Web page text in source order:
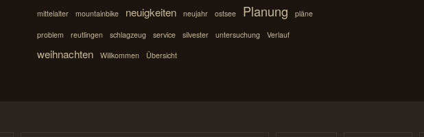
mittelalter mountainbike neuigkeiten neujahr ostsee Planung pläne
problem reutlingen schlagzeug service silvester untersuchung Verlauf
weihnachten Willkommen Übersicht